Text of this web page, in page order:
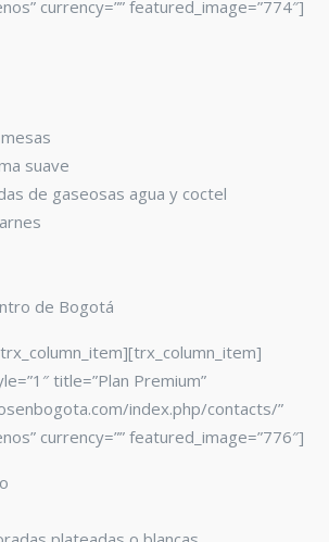
currency=”” featured_image=”774″]
suave
de gaseosas agua y coctel
de Bogotá
title=”Plan Premium”
index.php/contacts/”
currency=”” featured_image=”776″]